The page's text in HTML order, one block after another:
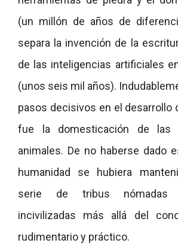
(un millón de años de
separa la invención de la
de las inteligencias artificiales
(unos seis mil años).
pasos decisivos en el desarrollo
fue la domesticación de las
animales. De no haberse dado
humanidad se hubiera
serie de tribus nómadas
incivilizadas más allá del
rudimentario y práctico.